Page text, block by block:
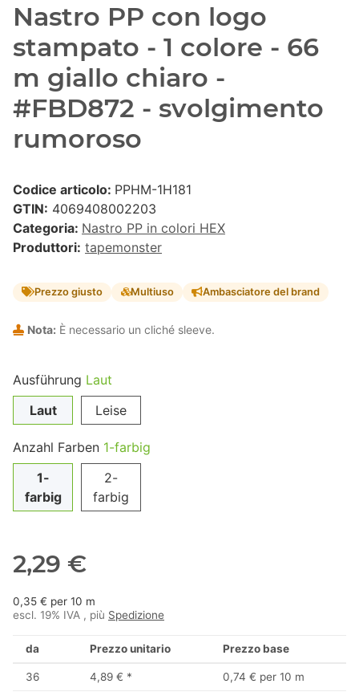
Nastro PP con logo
stampato - 1 colore - 66
m giallo chiaro -
#FBD872 - svolgimento
rumoroso
Codice articolo: PPHM-1H181
GTIN: 4069408002203
Categoria: Nastro PP in colori HEX
Produttori: tapemonster
Prezzo giusto Multiuso Ambasciatore del brand
Nota: È necessario un cliché sleeve.
Ausführung Laut
Laut
Leise
Anzahl Farben 1-farbig
1-
farbig
2-
farbig
2,29 €
0,35 € per 10 m
escl. 19% IVA , più Spedizione
da Prezzo unitario Prezzo base
36 4,89 € * 0,74 € per 10 m